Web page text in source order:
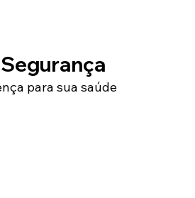
para sua saúde